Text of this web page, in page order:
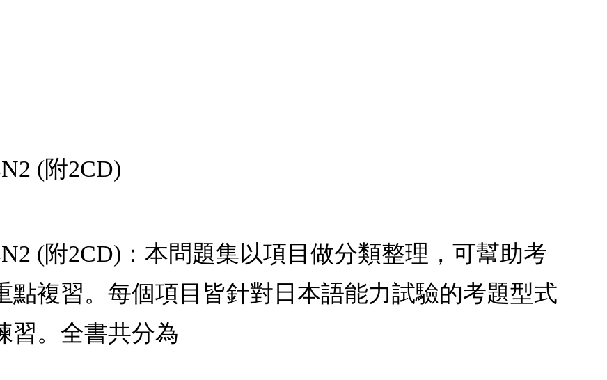
(附2CD)
(附2CD)：本問題集以項目做分類整理，可幫助考
點複習。每個項目皆針對日本語能力試驗的考題型式
習。全書共分為